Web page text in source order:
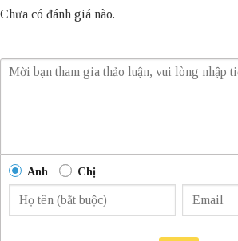
Chưa có đánh giá nào.
Anh Chị